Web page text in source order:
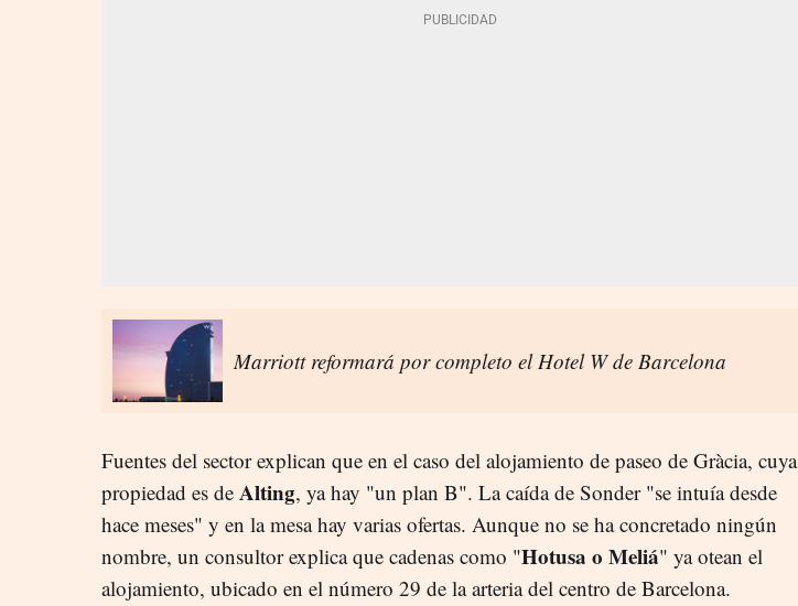
Marriott reformará por completo el Hotel W de Barcelona
Fuentes del sector explican que en el caso del alojamiento de paseo de Gràcia, cuya
propiedad es de Alting, ya hay "un plan B". La caída de Sonder "se intuía desde
hace meses" y en la mesa hay varias ofertas. Aunque no se ha concretado ningún
nombre, un consultor explica que cadenas como "Hotusa o Meliá" ya otean el
alojamiento, ubicado en el número 29 de la arteria del centro de Barcelona.